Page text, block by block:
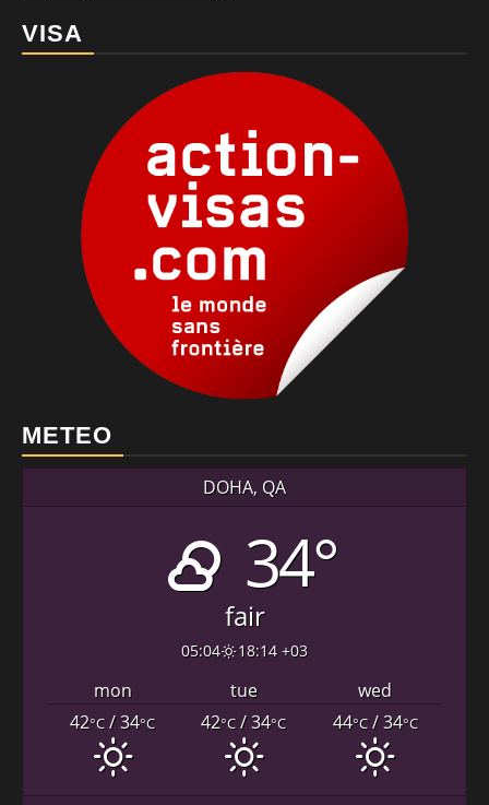
VISA
METEO
DOHA, QA
34°
fair
05:04 18:14 +03
mon tue
wed
42°C/ 34°C 42°C/ 34°C 44°C/ 34°C